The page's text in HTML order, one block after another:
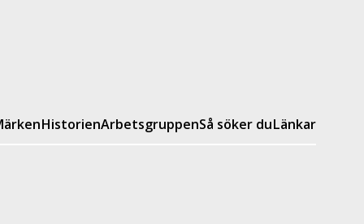
HistorienArbetsgruppenSå söker duLänkar